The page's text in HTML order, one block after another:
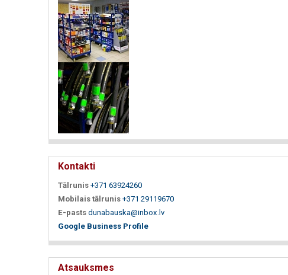
Kontakti
Tālrunis +371 63924260
Mobilais tālrunis +371 29119670
E-pasts dunabauska@inbox.lv
Google Business Profile
Atsauksmes